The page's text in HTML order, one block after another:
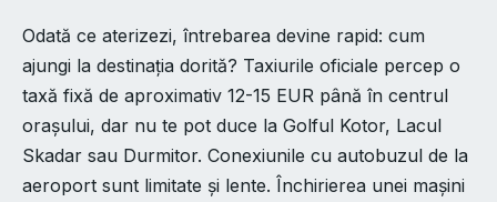
Odată ce aterizezi, întrebarea devine rapid: cum
ajungi la destinația dorită? Taxiurile oficiale percep o
taxă fixă de aproximativ 12-15 EUR până în centrul
orașului, dar nu te pot duce la Golful Kotor, Lacul
Skadar sau Durmitor. Conexiunile cu autobuzul de la
aeroport sunt limitate și lente. Închirierea unei mașini